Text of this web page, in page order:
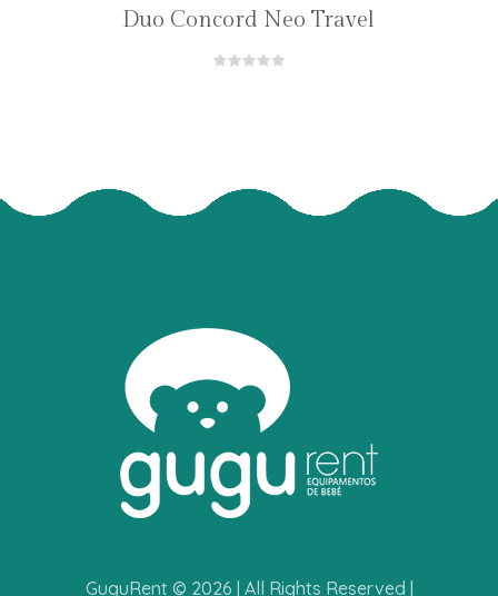
Duo Concord Neo Travel
GuguRent © 2026 | All Rights Reserved |